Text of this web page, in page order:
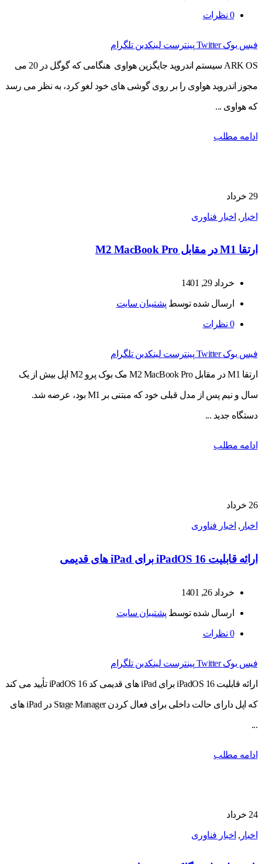
0 نظرات
فیس بوک Twitter پینترست لینکدین تلگرام
ARK OS سیستم اندروید جایگزین هواوی هنگامی که گوگل در 20 می
مجوز اندروید هواوی را بر روی گوشی های خود لغو کرد، به نظر می رسد
که هواوی ...
ادامه مطلب
29 خرداد
اخبار , اخبار فناوری
ارتقا M1 در مقابل M2 MacBook Pro
خرداد 29, 1401
ارسال شده توسط پشتیبان سایت
0 نظرات
فیس بوک Twitter پینترست لینکدین تلگرام
ارتقا M1 در مقابل M2 MacBook Pro مک بوک پرو M2 اپل بیش از یک
سال و نیم پس از مدل قبلی خود که مبتنی بر M1 بود، عرضه شد.
دستگاه جدید ...
ادامه مطلب
26 خرداد
اخبار , اخبار فناوری
ارائه قابلیت iPadOS 16 برای iPad های قدیمی
خرداد 26, 1401
ارسال شده توسط پشتیبان سایت
0 نظرات
فیس بوک Twitter پینترست لینکدین تلگرام
ارائه قابلیت iPadOS 16 برای iPad های قدیمی کد iPadOS 16 تأیید می کند
که اپل دارای حالت داخلی برای فعال کردن Stage Manager در iPad های
...
ادامه مطلب
24 خرداد
اخبار , اخبار فناوری